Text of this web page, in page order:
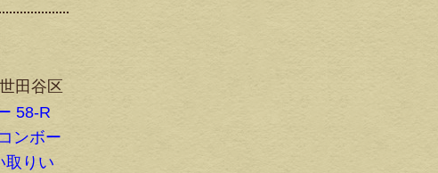
田谷区
58-R
ンボー
取りい